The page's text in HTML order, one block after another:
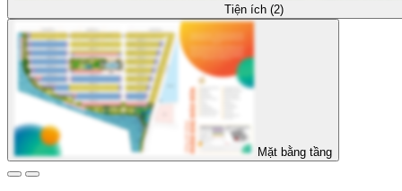
Tiện ích (2)
Mặt bằng tầng